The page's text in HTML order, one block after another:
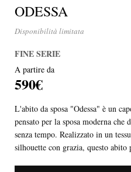
ODESSA
Disponibilità limitata
FINE SERIE
A partire da
590€
L'abito da sposa "Odessa" è un
pensato per la sposa moderna
senza tempo. Realizzato in un
silhouette con grazia, questo abito